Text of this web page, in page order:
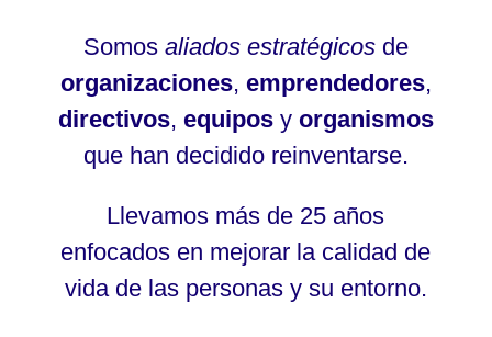
Somos aliados estratégicosde
organizaciones, emprendedores,
directivos, equiposy organismos
que han decidido reinventarse.
Llevamos más de 25 años
enfocados en mejorar la calidad de
vida de las personas y su entorno.